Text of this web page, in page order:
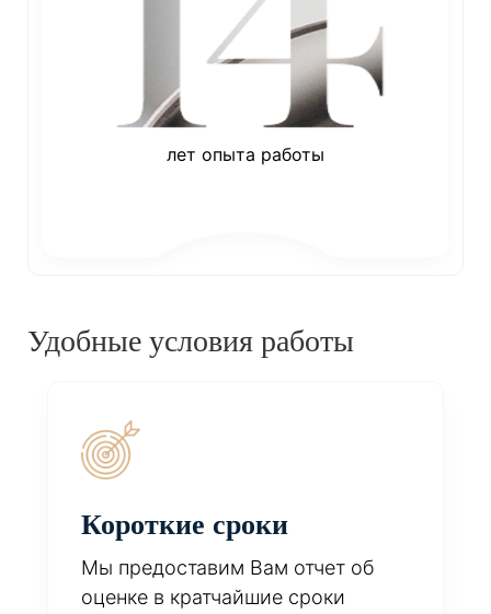
лет опыта работы
Удобные условия работы
Короткие сроки
Мы предоставим Вам отчет об
оценке в кратчайшие сроки